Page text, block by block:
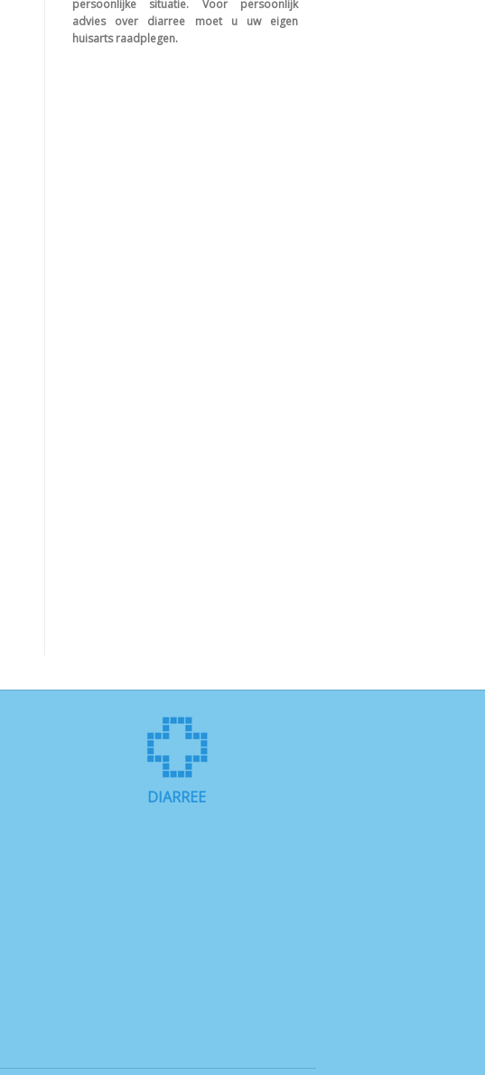
persoonlijke situatie. Voor persoonlijk
advies over diarree moet u uw eigen
huisarts raadplegen.
DIARREE